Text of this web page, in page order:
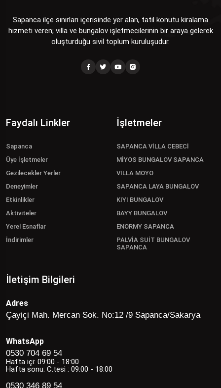
Sapanca ilçe sınırları içerisinde yer alan, tatil konutu kiralama
hizmeti veren; villa ve bungalov işletmecilerinin bir araya gelerek
oluşturduğu sivil toplum kuruluşudur.
Faydalı Linkler
Sapanca
Üye İşletmeler
Gezilecekler Yerler
Deneyimler
Etkinlikler
Aktiviteler
Yerel Esnaflar
İndirimler
İşletmeler
SAPANCA VİLLA CEBECİ
MİYOS BUNGALOV SAPANCA
VİLLA MOYO
SAPANCA LAYA BUNGALOV
KIYI BUNGALOV
BAYY BUNGALOV
ENORMY SAPANCA
PALVİA SUİT BUNGALOV
SAPANCA
İletişim Bilgileri
Adres
Çayiçi Mah. Mercan Sok. No:12 /9 Sapanca/Sakarya
WhatsApp
0530 704 69 54
Hafta içi: 09:00 - 18:00
Hafta sonu: C.tesi : 09:00 - 18:00
0530 346 89 54